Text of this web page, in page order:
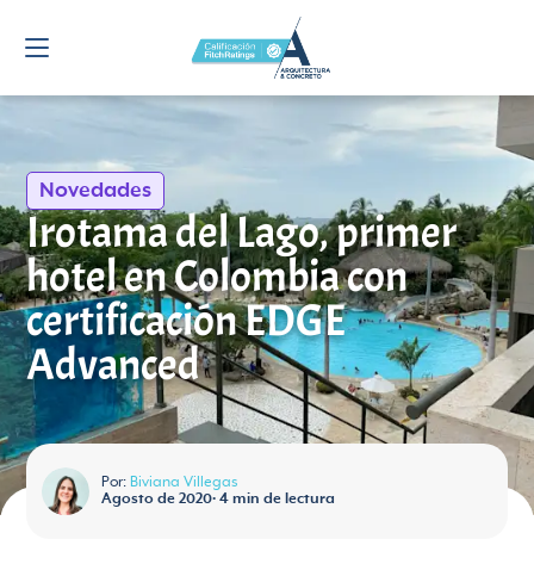
Novedades
Irotama del Lago, primer
hotel en Colombia con
certificación EDGE
Advanced
Por: Biviana Villegas
Agosto de 2020• 4min de lectura